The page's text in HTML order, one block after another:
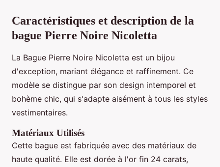
Caractéristiques et description de la
bague Pierre Noire Nicoletta
La Bague Pierre Noire Nicoletta est un bijou
d'exception, mariant élégance et raffinement. Ce
modèle se distingue par son design intemporel et
bohème chic, qui s'adapte aisément à tous les styles
vestimentaires.
Matériaux Utilisés
Cette bague est fabriquée avec des matériaux de
haute qualité. Elle est dorée à l'or fin 24 carats,